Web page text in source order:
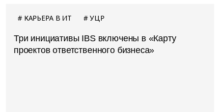
КАРЬЕРА В ИТ УЦР
Три инициативы IBS включены в «Карту
проектов ответственного бизнеса»